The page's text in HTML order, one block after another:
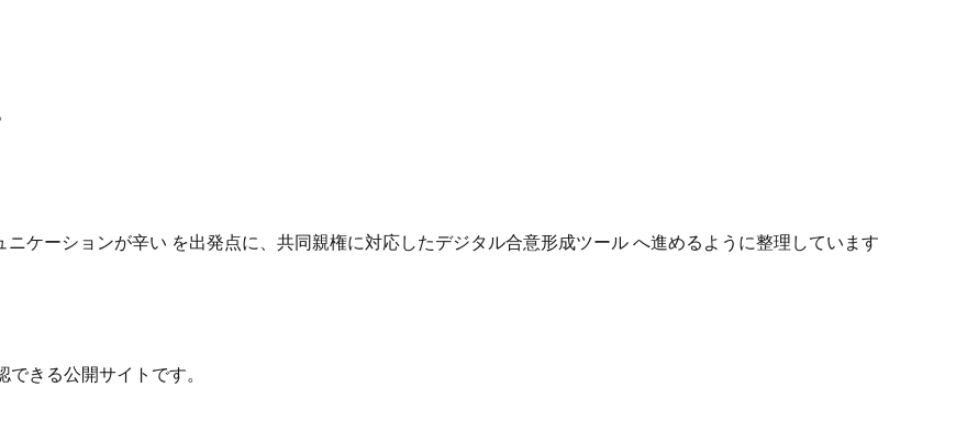
ケーションが辛い を出発点に、共同親権に対応したデジタル合意形成ツール へ進めるように整理しています
きる公開サイトです。